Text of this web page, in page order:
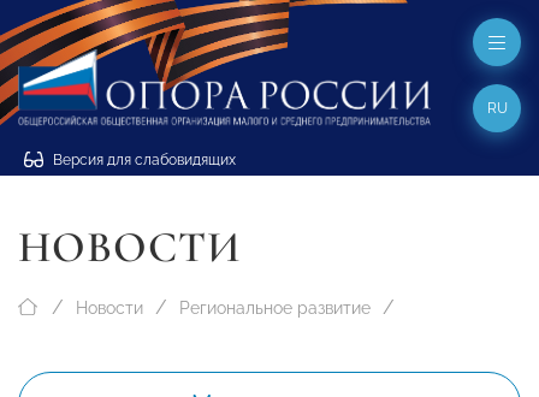
Версия для слабовидящих
RU
НОВОСТИ
Новости Региональное развитие